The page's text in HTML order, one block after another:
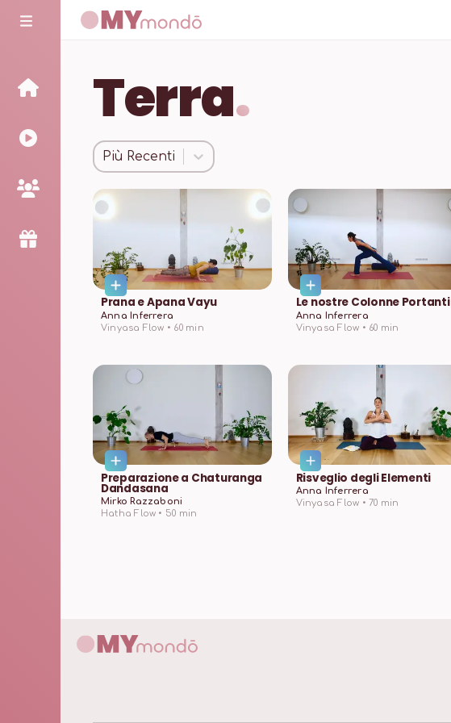
Terra.
Più Recenti
Prana e Apana Vayu
Anna Inferrera
Vinyasa Flow • 60min
Le nostre Colonne Portanti
Anna Inferrera
Vinyasa Flow • 60 min
Preparazione a Chaturanga
Dandasana
Mirko Razzaboni
Hatha Flow • 50 min
Risveglio degli Elementi
Anna Inferrera
Vinyasa Flow • 70 min